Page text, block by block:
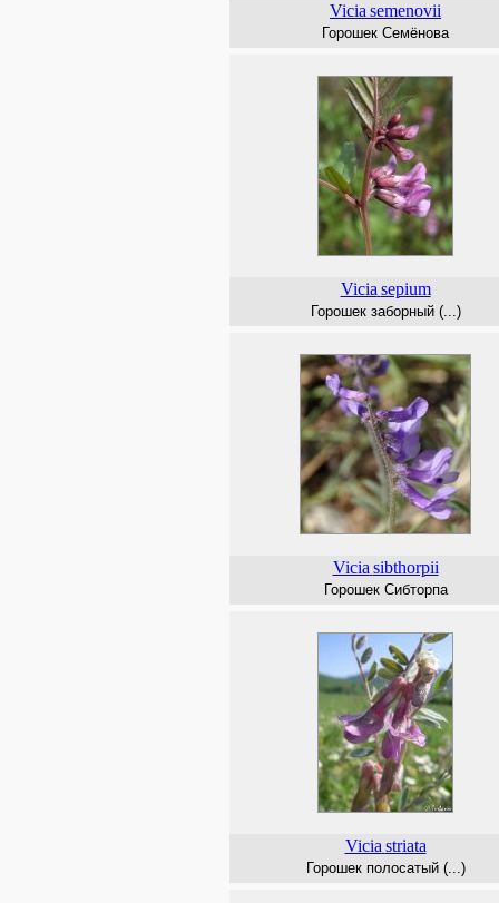
Vicia semenovii
Горошек Семёнова
Vicia sepium
Горошек заборный (...)
Vicia sibthorpii
Горошек Сибторпа
Vicia striata
Горошек полосатый (...)